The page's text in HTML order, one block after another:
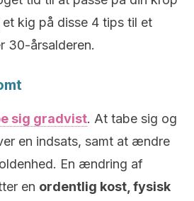
kig på disse 4 tips til et
30-årsalderen.
sig gradvist. At tabe sig og
en indsats, samt at ændre
En ændring af
en ordentlig kost, fysisk